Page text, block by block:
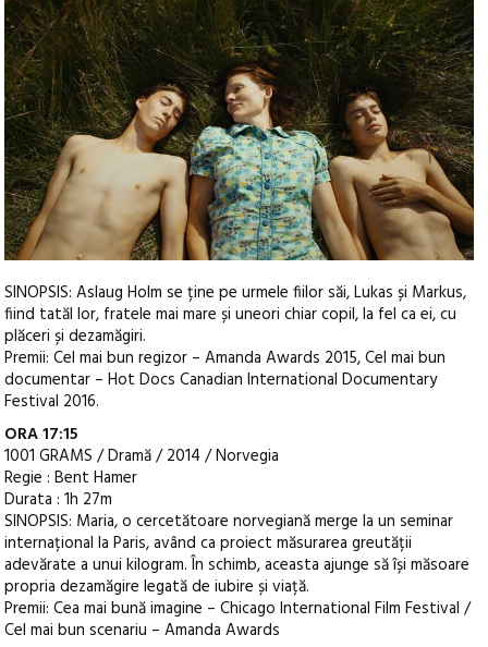
SINOPSIS: Aslaug Holm se ține pe urmele fiilor săi, Lukas și Markus,
fiind tatăl lor, fratele mai mare și uneori chiar copil, la fel ca ei, cu
plăceri și dezamăgiri.
Premii: Cel mai bun regizor – Amanda Awards 2015, Cel mai bun
documentar – Hot Docs Canadian International Documentary
Festival 2016.
ORA 17:15
1001 GRAMS / Dramă / 2014 / Norvegia
Regie : Bent Hamer
Durata : 1h 27m
SINOPSIS: Maria, o cercetătoare norvegiană merge la un seminar
internațional la Paris, având ca proiect măsurarea greutății
adevărate a unui kilogram. În schimb, aceasta ajunge să își măsoare
propria dezamăgire legată de iubire și viață.
Premii: Cea mai bună imagine – Chicago International Film Festival /
Cel mai bun scenariu – Amanda Awards